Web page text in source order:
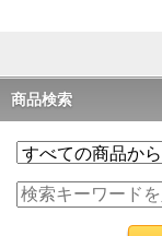
商品検索